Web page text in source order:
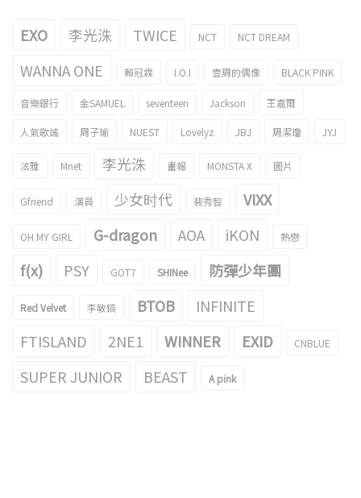
EXO 李光洙 TWICE NCT NCT DREAM
WANNA ONE 賴冠霖 I.O.I 壹周的偶像 BLACK PINK
音樂銀行 金SAMUEL seventeen Jackson 王嘉爾
人氣歌謠 周子瑜 NUEST Lovelyz JBJ 周潔瓊 JYJ
泫雅 Mnet 李光洙 畫報 MONSTA X 圖片
Gfriend 演員 少女时代 裴秀智 VIXX
OH MY GIRL G-dragon AOA iKON 熱戀
f(x) PSY GOT7 SHINee 防彈少年團
Red Velvet 李敏鎬 BTOB
INFINITE
FTISLAND
2NE1 WINNER EXID CNBLUE
SUPER JUNIOR BEAST A pink